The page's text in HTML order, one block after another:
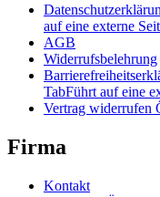
auf eine externe
AGB
Widerrufsbelehrung
TabFührt auf eine
Vertrag widerrufen
Firma
Kontakt